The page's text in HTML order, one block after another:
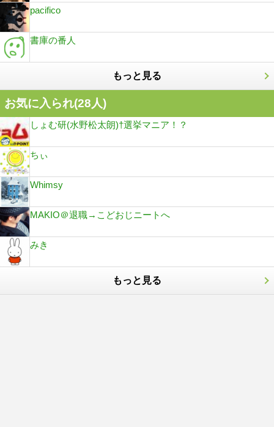
pacifico
書庫の番人
もっと見る
お気に入られ(28人)
しょむ研(水野松太朗)†選挙マニア！？
ちぃ
Whimsy
MAKIO＠退職→こどおじニートへ
みき
もっと見る